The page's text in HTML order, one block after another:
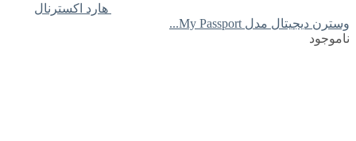
هارد اکسترنال
وسترن دیجیتال مدل My Passport...
ناموجود